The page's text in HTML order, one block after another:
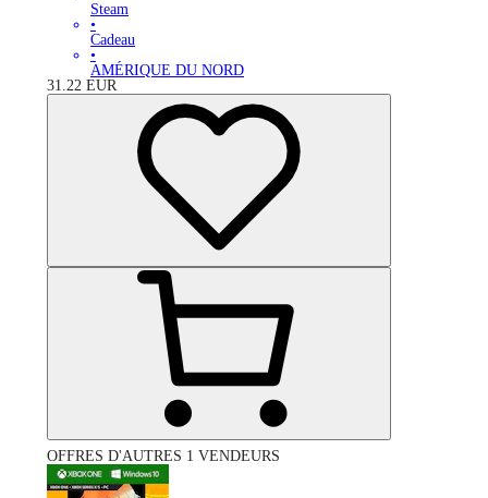
Steam
•
Cadeau
•
AMÉRIQUE DU NORD
31.22 EUR
OFFRES D'AUTRES 1 VENDEURS